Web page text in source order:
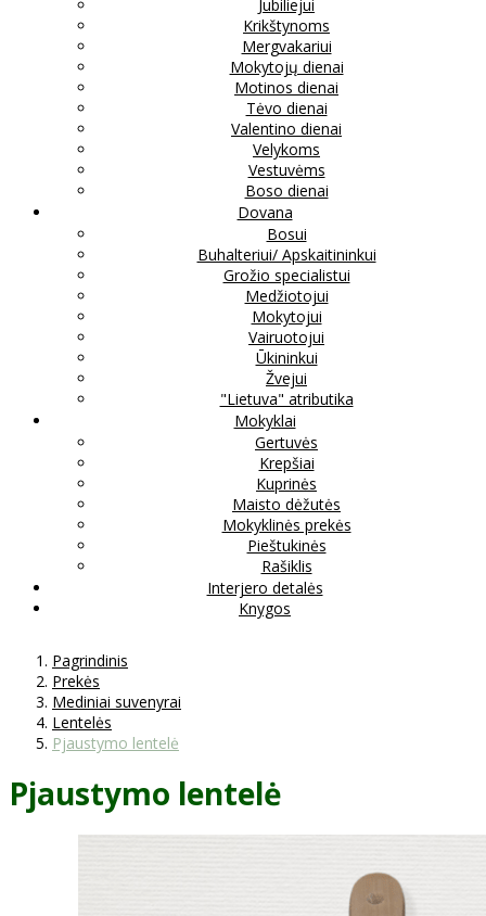
Jubiliejui
Krikštynoms
Mergvakariui
Mokytojų dienai
Motinos dienai
Tėvo dienai
Valentino dienai
Velykoms
Vestuvėms
Boso dienai
Dovana
Bosui
Buhalteriui/ Apskaitininkui
Grožio specialistui
Medžiotojui
Mokytojui
Vairuotojui
Ūkininkui
Žvejui
"Lietuva" atributika
Mokyklai
Gertuvės
Krepšiai
Kuprinės
Maisto dėžutės
Mokyklinės prekės
Pieštukinės
Rašiklis
Interjero detalės
Knygos
Pagrindinis
Prekės
Mediniai suvenyrai
Lentelės
Pjaustymo lentelė
Pjaustymo lentelė